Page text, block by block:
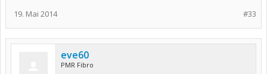
#33
19. Mai 2014
eve60
PMR Fibro